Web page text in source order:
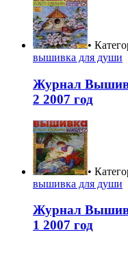
•
вышивка для души
Журнал
2 2007 год
•
вышивка для души
Журнал
1 2007 год